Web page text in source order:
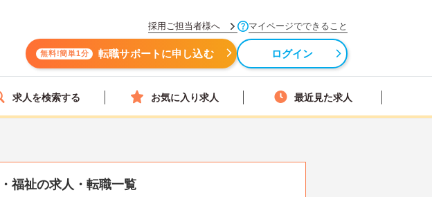
採用ご担当者様へ マイページでできること
無料!簡単1分 転職サポートに申し込む ログイン
求人を検索する お気に入り求人 最近見た求人
福祉の求人・転職一覧